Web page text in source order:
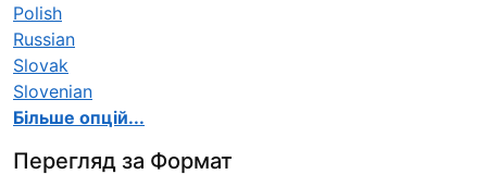
Polish
Russian
Slovak
Slovenian
Більше опцій...
Перегляд за Формат